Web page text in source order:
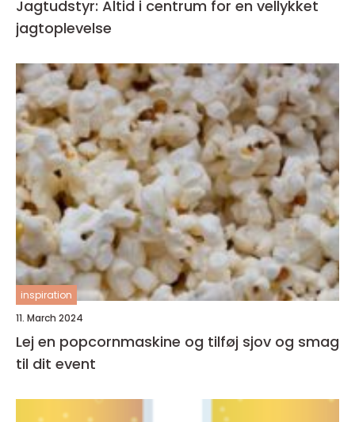
Jagtudstyr: Altid i centrum for en vellykket
jagtoplevelse
inspiration
11. March 2024
Lej en popcornmaskine og tilføj sjov og smag
til dit event